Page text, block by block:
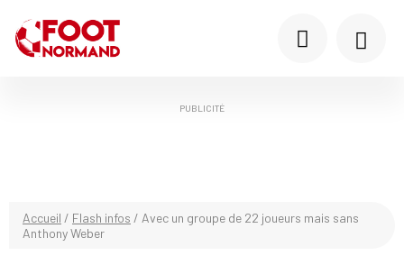
PUBLICITÉ
Accueil / Flash infos / Avec un groupe de 22 joueurs mais sans
Anthony Weber